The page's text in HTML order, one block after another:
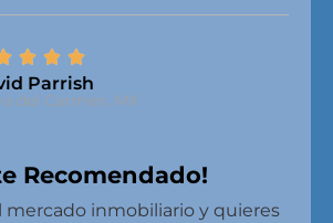
Parrish
del Carmen, MX
Recomendado!
mercado inmobiliario y quieres